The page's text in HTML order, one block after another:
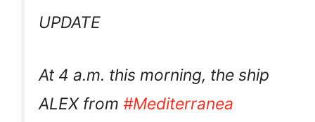
UPDATE
At 4 a.m. this morning, the ship
ALEX from #Mediterranea